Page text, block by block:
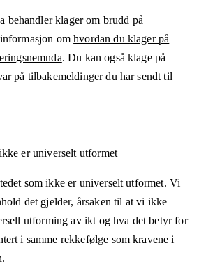
behandler klager om brudd på
omhvordan du klager på
. Du kan også klage på
på tilbakemeldinger du har sendt til
er universelt utformet
som ikke er universelt utformet. Vi
det gjelder, årsaken til at vi ikke
utforming av ikt og hva det betyr for
i samme rekkefølge somkravene i
.